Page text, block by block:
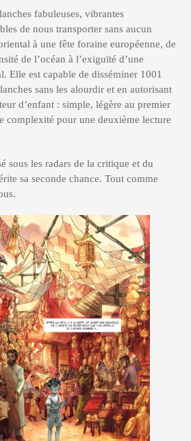
fabuleuses, vibrantes
de nous transporter sans aucun
à une fête foraine européenne, de
de l’océan à l’exiguïté d’une
Elle est capable de disséminer 1001
sans les alourdir et en autorisant
d’enfant : simple, légère au premier
complexité pour une deuxième lecture
sous les radars de la critique et du
sa seconde chance. Tout comme